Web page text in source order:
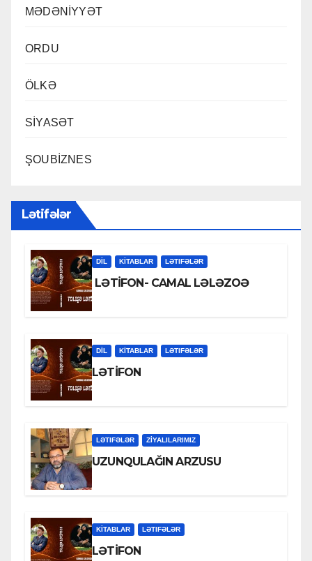
MƏDƏNİYYƏT
ORDU
ÖLKƏ
SİYASƏT
ŞOUBİZNES
Lətifələr
DİL KİTABLAR LƏTIFƏLƏR
LƏTİFON- CAMAL LƏLƏZOƏ
DİL KİTABLAR LƏTIFƏLƏR
LƏTİFON
LƏTIFƏLƏR ZİYALILARIMIZ
UZUNQULAĞIN ARZUSU
KİTABLAR LƏTIFƏLƏR
LƏTİFON